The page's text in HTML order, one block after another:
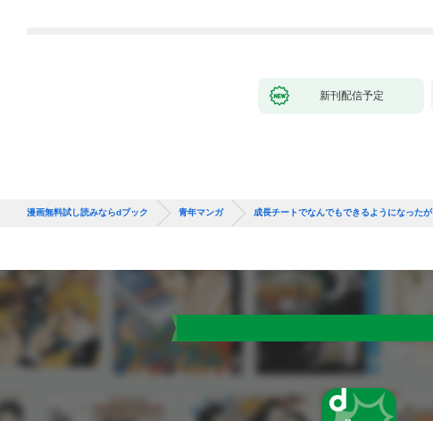
新刊配信予定
漫画無料試し読みならdブック 青年マンガ 成長チートでなんでもできるようになった